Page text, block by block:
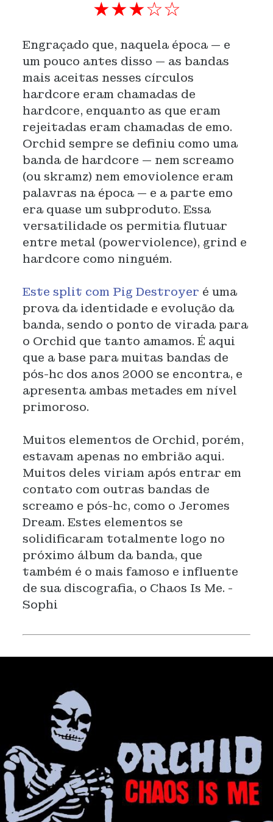
★★★☆☆
Engraçado que, naquela época — e
um pouco antes disso — as bandas
mais aceitas nesses círculos
hardcore eram chamadas de
hardcore, enquanto as que eram
rejeitadas eram chamadas de emo.
Orchid sempre se definiu como uma
banda de hardcore — nem screamo
(ou skramz) nem emoviolence eram
palavras na época — e a parte emo
era quase um subproduto. Essa
versatilidade os permitia flutuar
entre metal (powerviolence), grind e
hardcore como ninguém.
Este split com Pig Destroyer é uma
prova da identidade e evolução da
banda, sendo o ponto de virada para
o Orchid que tanto amamos. É aqui
que a base para muitas bandas de
pós-hc dos anos 2000 se encontra, e
apresenta ambas metades em nível
primoroso.
Muitos elementos de Orchid, porém,
estavam apenas no embrião aqui.
Muitos deles viriam após entrar em
contato com outras bandas de
screamo e pós-hc, como o Jeromes
Dream. Estes elementos se
solidificaram totalmente logo no
próximo álbum da banda, que
também é o mais famoso e influente
de sua discografia, o Chaos Is Me. -
Sophi